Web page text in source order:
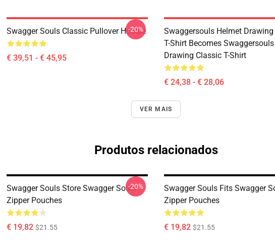
Swagger Souls Classic Pullover Hoodie
€ 39,51 - € 45,95
-20%
Swaggersouls Helmet Drawing
T-Shirt Becomes
Drawing Classic T-Shirt
€ 24,38 - € 28,06
VER MAIS
Produtos relacionados
Swagger Souls Store Swagger Souls
Zipper Pouches
€ 19,82 $21.55
-20%
Swagger Souls Fits Swagger
Zipper Pouches
€ 19,82 $21.55